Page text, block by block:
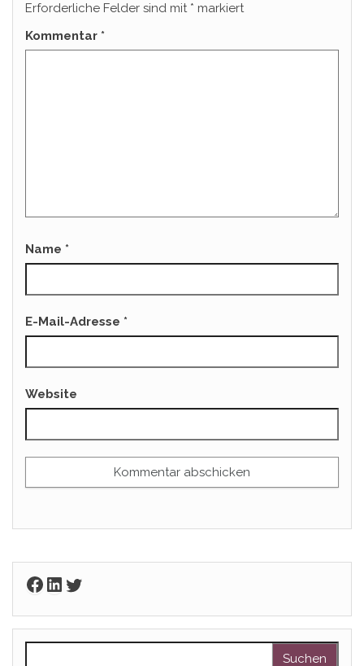
Erforderliche Felder sind mit * markiert
Kommentar *
Name *
E-Mail-Adresse *
Website
Facebook
LinkedIn
Twitter